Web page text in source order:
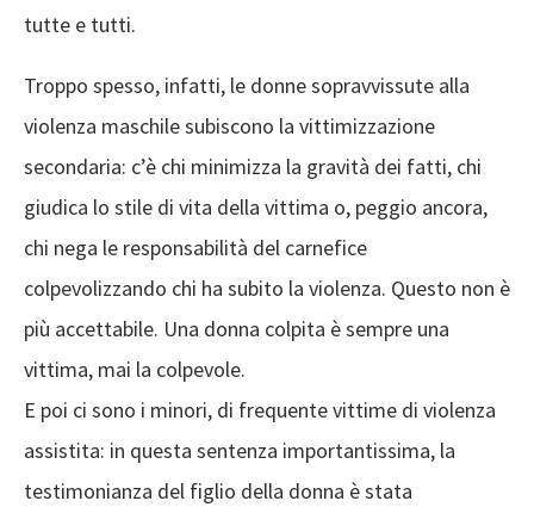
tutte e tutti.
Troppo spesso, infatti, le donne sopravvissute alla
violenza maschile subiscono la vittimizzazione
secondaria: c’è chi minimizza la gravità dei fatti, chi
giudica lo stile di vita della vittima o, peggio ancora,
chi nega le responsabilità del carnefice
colpevolizzando chi ha subito la violenza. Questo non è
più accettabile. Una donna colpita è sempre una
vittima, mai la colpevole.
E poi ci sono i minori, di frequente vittime di violenza
assistita: in questa sentenza importantissima, la
testimonianza del figlio della donna è stata